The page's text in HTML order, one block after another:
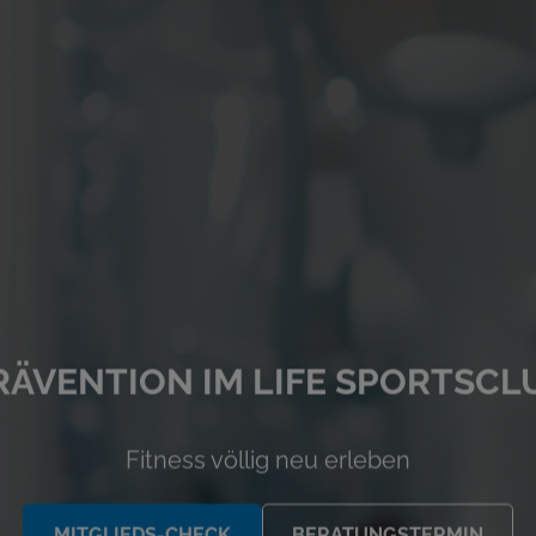
IM LIFE
Fitness völlig neu erleben